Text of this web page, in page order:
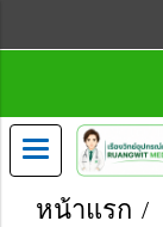
หน้าแรก